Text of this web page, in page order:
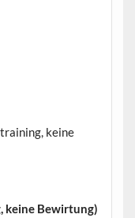
keine
keine Bewirtung)